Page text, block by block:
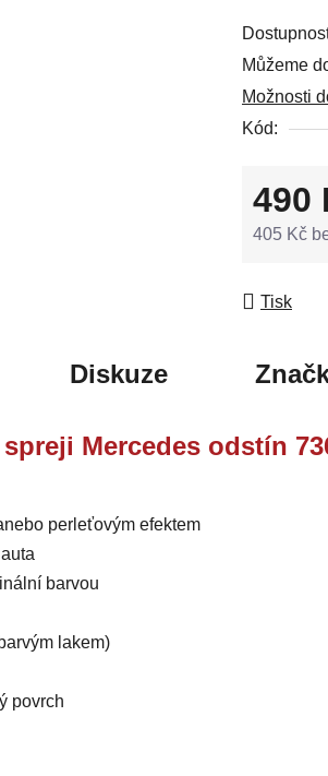
Můžeme
Možnosti
Kód:
490
405 Kč
Tisk
Diskuze
Mercedes odstín
perleťovým efektem
barvou
lakem)
povrch